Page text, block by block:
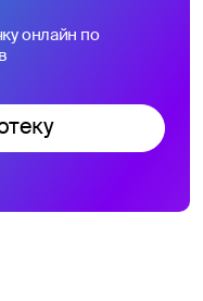
онлайн по